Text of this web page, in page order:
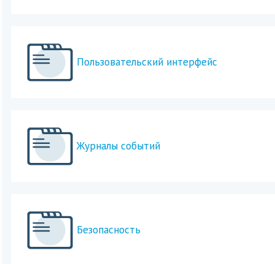
Пользовательский интерфейс
Журналы событий
Безопасность